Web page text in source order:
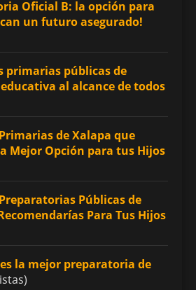
Oficial B: la opción para
un futuro asegurado!
primarias públicas de
al alcance de todos
de Xalapa que
Mejor Opción para tus Hijos
Públicas de
Para Tus Hijos
es la mejor preparatoria de